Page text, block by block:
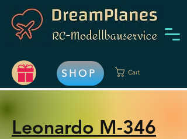
SHOP Cart
Leonardo M-346